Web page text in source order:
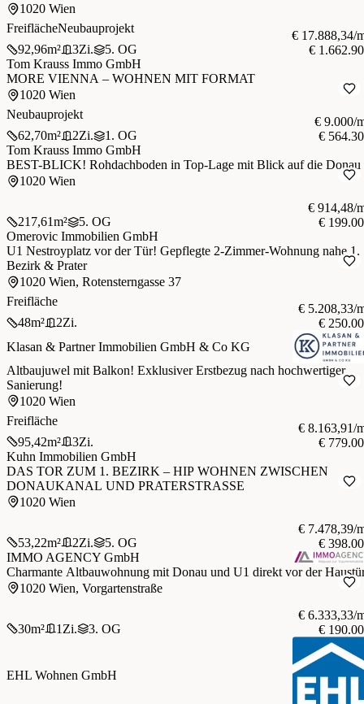
1020 Wien
FreiflächeNeubauprojekt
92,96m² 3Zi. 5. OG
€ 17.888,34/
€
Tom Krauss Immo GmbH
MORE VIENNA – WOHNEN MIT FORMAT
1020 Wien
Neubauprojekt
62,70m² 2Zi. 1. OG
€ 9.000/
€
Tom Krauss Immo GmbH
BEST-BLICK! Rohdachboden in Top-Lage mit Blick auf die Donau
1020 Wien
217,61m² 5. OG
€ 914,48/
€
Omerovic Immobilien GmbH
U1 Nestroyplatz vor der Tür! Gepflegte 2-Zimmer-Wohnung nahe 1.
Bezirk & Prater
1020 Wien, Rotensterngasse 37
Freifläche
48m² 2Zi.
€ 5.208,33/
€
Klasan & Partner Immobilien GmbH & Co KG
Altbaujuwel mit Balkon! Exklusiver Erstbezug nach hochwertiger
Sanierung!
1020 Wien
Freifläche
95,42m² 3Zi.
€ 8.163,91/
€
Kuhn Immobilien GmbH
DAS TOR ZUM 1. BEZIRK – HIP WOHNEN ZWISCHEN
DONAUKANAL UND PRATERSTRASSE
1020 Wien
53,22m² 2Zi. 5. OG
€ 7.478,39/
€
IMMO AGENCY GmbH
Charmante Altbauwohnung mit Donau und U1 direkt vor der
1020 Wien, Vorgartenstraße
30m² 1 Zi. 3. OG
€ 6.333,33/
€
EHL Wohnen GmbH